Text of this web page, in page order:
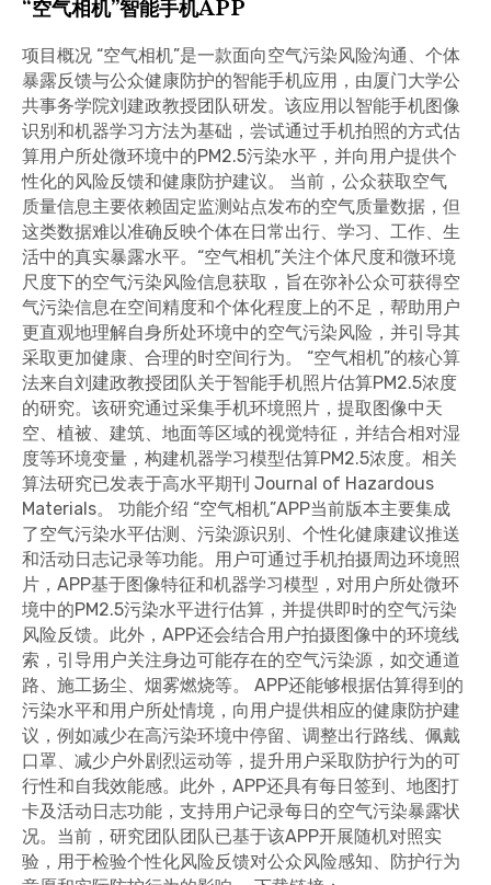
“空气相机”智能手机APP
项目概况 “空气相机”是一款面向空气污染风险沟通、个体
暴露反馈与公众健康防护的智能手机应用，由厦门大学公
共事务学院刘建政教授团队研发。该应用以智能手机图像
识别和机器学习方法为基础，尝试通过手机拍照的方式估
算用户所处微环境中的PM2.5污染水平，并向用户提供个
性化的风险反馈和健康防护建议。 当前，公众获取空气
质量信息主要依赖固定监测站点发布的空气质量数据，但
这类数据难以准确反映个体在日常出行、学习、工作、生
活中的真实暴露水平。“空气相机”关注个体尺度和微环境
尺度下的空气污染风险信息获取，旨在弥补公众可获得空
气污染信息在空间精度和个体化程度上的不足，帮助用户
更直观地理解自身所处环境中的空气污染风险，并引导其
采取更加健康、合理的时空间行为。 “空气相机”的核心算
法来自刘建政教授团队关于智能手机照片估算PM2.5浓度
的研究。该研究通过采集手机环境照片，提取图像中天
空、植被、建筑、地面等区域的视觉特征，并结合相对湿
度等环境变量，构建机器学习模型估算PM2.5浓度。相关
算法研究已发表于高水平期刊 Journal of Hazardous
Materials。 功能介绍 “空气相机”APP当前版本主要集成
了空气污染水平估测、污染源识别、个性化健康建议推送
和活动日志记录等功能。用户可通过手机拍摄周边环境照
片，APP基于图像特征和机器学习模型，对用户所处微环
境中的PM2.5污染水平进行估算，并提供即时的空气污染
风险反馈。此外，APP还会结合用户拍摄图像中的环境线
索，引导用户关注身边可能存在的空气污染源，如交通道
路、施工扬尘、烟雾燃烧等。 APP还能够根据估算得到的
污染水平和用户所处情境，向用户提供相应的健康防护建
议，例如减少在高污染环境中停留、调整出行路线、佩戴
口罩、减少户外剧烈运动等，提升用户采取防护行为的可
行性和自我效能感。此外，APP还具有每日签到、地图打
卡及活动日志功能，支持用户记录每日的空气污染暴露状
况。当前，研究团队团队已基于该APP开展随机对照实
验，用于检验个性化风险反馈对公众风险感知、防护行为